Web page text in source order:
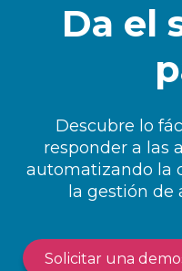
Da el
Descubre lo
responder a las
automatizando la
la gestión de
Solicitar una